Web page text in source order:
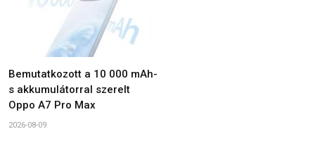
Bemutatkozott a 10 000 mAh-
s akkumulátorral szerelt
Oppo A7 Pro Max
2026-08-09